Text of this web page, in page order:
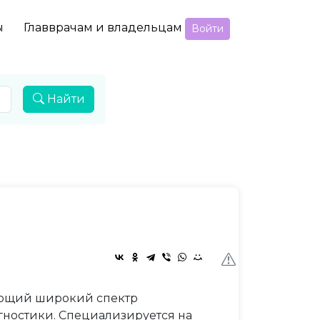
Главврачам и владельцам Войти
Найти
широкий спектр
Специализируется на